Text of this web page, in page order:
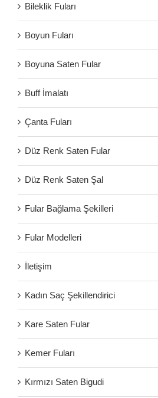
Bileklik Fuları
Boyun Fuları
Boyuna Saten Fular
Buff İmalatı
Çanta Fuları
Düz Renk Saten Fular
Düz Renk Saten Şal
Fular Bağlama Şekilleri
Fular Modelleri
İletişim
Kadın Saç Şekillendirici
Kare Saten Fular
Kemer Fuları
Kırmızı Saten Bigudi